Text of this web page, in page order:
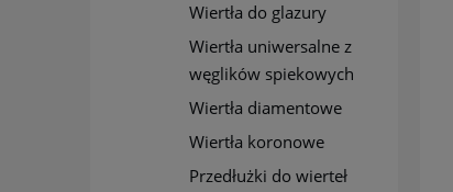
Wiertła do glazury
Wiertła uniwersalne z
węglików spiekowych
Wiertła diamentowe
Wiertła koronowe
Przedłużki do wierteł